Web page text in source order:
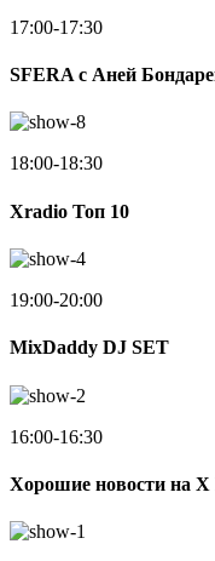
17:00-17:30
SFERA с Аней
18:00-18:30
Xradio Топ 10
19:00-20:00
MixDaddy DJ SET
16:00-16:30
Хорошие новости на X